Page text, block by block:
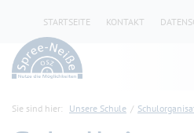
STARTSEITE KONTAKT
Sie sind hier: Unsere Schule